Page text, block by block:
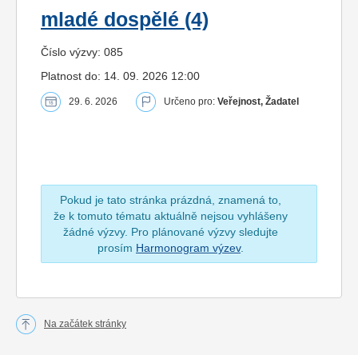
mladé dospělé (4)
Číslo výzvy: 085
Platnost do: 14. 09. 2026 12:00
29. 6. 2026 Určeno pro: Veřejnost, Žadatel
Pokud je tato stránka prázdná, znamená to,
že k tomuto tématu aktuálně nejsou vyhlášeny
žádné výzvy. Pro plánované výzvy sledujte
prosím Harmonogram výzev.
Na začátek stránky